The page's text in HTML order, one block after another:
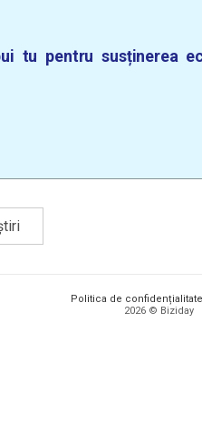
tu pentru susținerea
Politica de confidențialitate
2026 © Biziday